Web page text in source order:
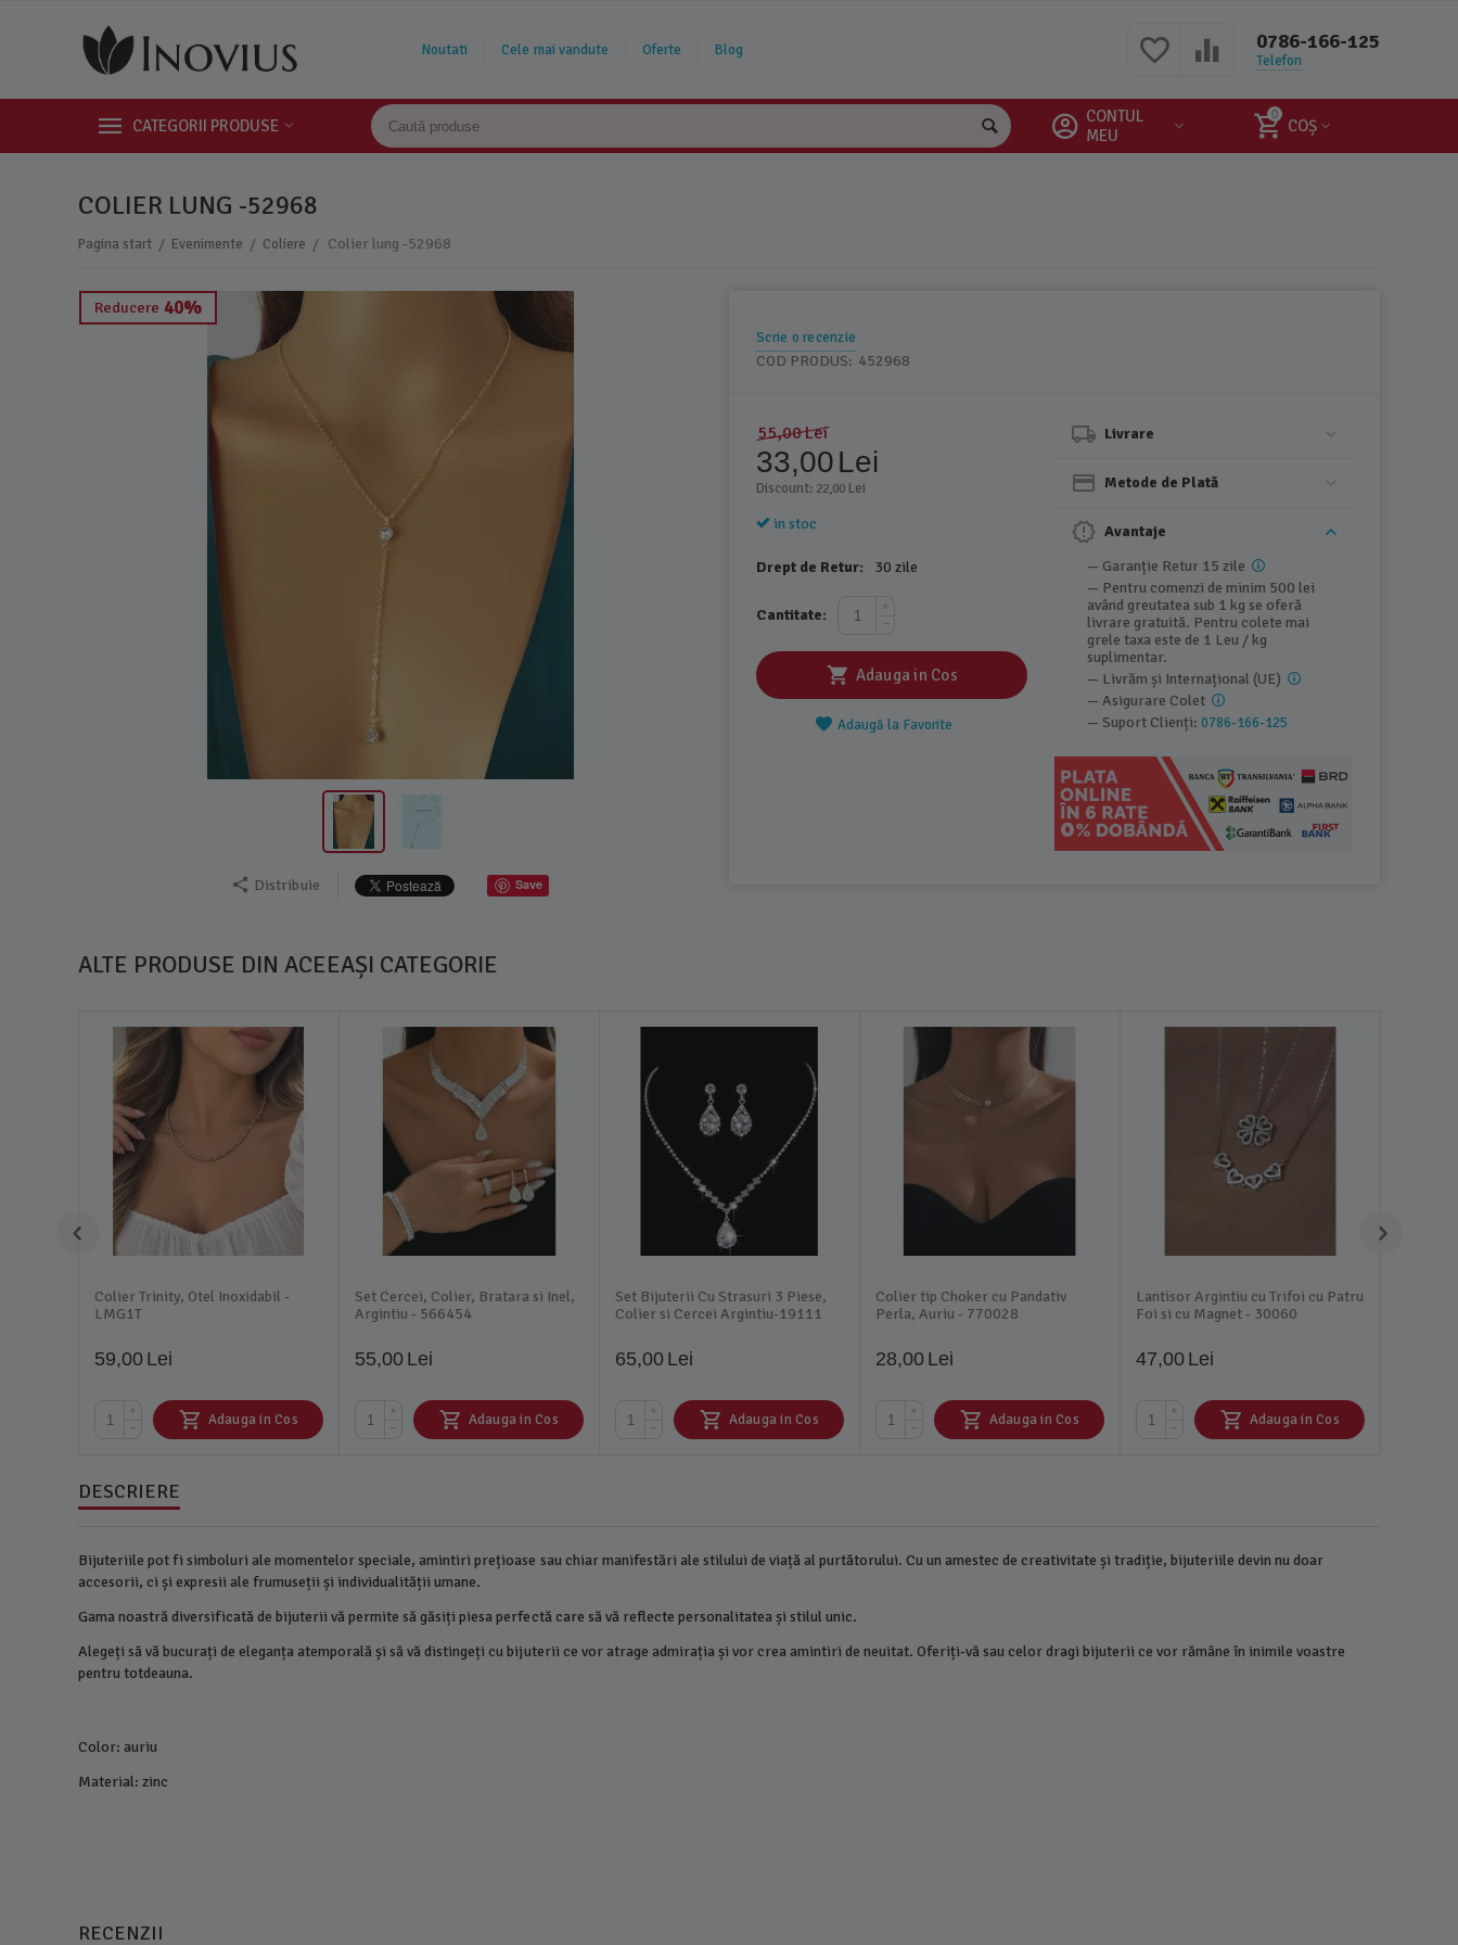
Noutati Cele mai vandute Oferte Blog 0786-166-125
Telefon
CATEGORII PRODUSE
0
COȘ
CONTUL
MEU
COLIER LUNG -52968
Pagina start / Evenimente / Coliere / Colier lung -52968
Reducere 40%
Distribuie Save
Scrie o recenzie
COD PRODUS: 452968
55,00Lei
33,00Lei
Discount: 22,00 Lei
in stoc
Drept de Retur: 30 zile
Cantitate:
+
−
Adauga in Cos
Adaugă la Favorite
Livrare
Metode de Plată
Avantaje
— Garanție Retur 15 zile
— Pentru comenzi de minim 500 lei
având greutatea sub 1 kg se oferă
livrare gratuită. Pentru colete mai
grele taxa este de 1 Leu / kg
suplimentar.
— Livrăm și Internațional (UE)
— Asigurare Colet
— Suport Clienți:0786-166-125
ALTE PRODUSE DIN ACEEAȘI CATEGORIE
Colier Trinity, Otel Inoxidabil -
LMG1T
59,00 Lei
+
−
Adauga in Cos
Set Cercei, Colier, Bratara si Inel,
Argintiu - 566454
55,00 Lei
+
−
Adauga in Cos
Set Bijuterii Cu Strasuri 3 Piese,
Colier si Cercei Argintiu-19111
65,00 Lei
+
−
Adauga in Cos
Colier tip Choker cu Pandativ
Perla, Auriu - 770028
28,00 Lei
+
−
Adauga in Cos
Lantisor Argintiu cu Trifoi cu Patru
Foi si cu Magnet - 30060
47,00 Lei
+
−
Adauga in Cos
DESCRIERE
Bijuteriile pot fi simboluri ale momentelor speciale, amintiri prețioase sau chiar manifestări ale stilului de viață al purtătorului. Cu un amestec de creativitate și tradiție, bijuteriile devin nu doar
accesorii, ci și expresii ale frumuseții și individualității umane.
Gama noastră diversificată de bijuterii vă permite să găsiți piesa perfectă care să vă reflecte personalitatea și stilul unic.
Alegeți să vă bucurați de eleganța atemporală și să vă distingeți cu bijuterii ce vor atrage admirația și vor crea amintiri de neuitat. Oferiți-vă sau celor dragi bijuterii ce vor rămâne în inimile voastre
pentru totdeauna.
Color: auriu
Material: zinc
RECENZII